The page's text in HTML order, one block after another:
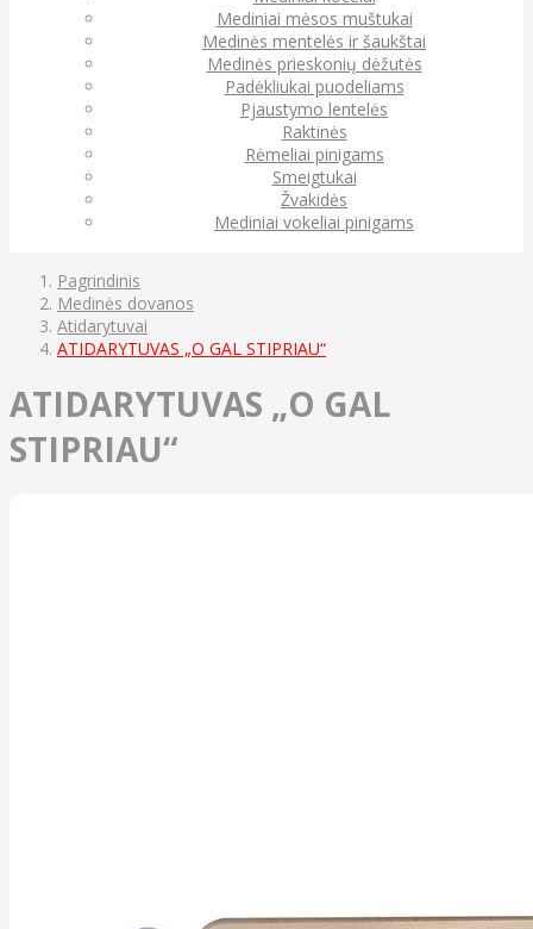
Mediniai mėsos muštukai
Medinės mentelės ir šaukštai
Medinės prieskonių dėžutės
Padėkliukai puodeliams
Pjaustymo lentelės
Raktinės
Rėmeliai pinigams
Smeigtukai
Žvakidės
Mediniai vokeliai pinigams
Pagrindinis
Medinės dovanos
Atidarytuvai
ATIDARYTUVAS „O GAL STIPRIAU“
ATIDARYTUVAS „O GAL
STIPRIAU“